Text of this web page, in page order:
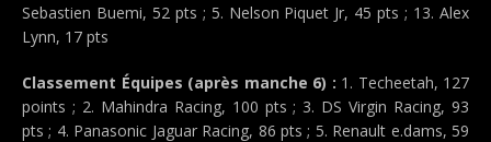
Sebastien Buemi, 52 pts ; 5. Nelson Piquet Jr, 45 pts ; 13. Alex
Lynn, 17 pts
Classement Équipes (après manche 6) : 1. Techeetah, 127
points ; 2. Mahindra Racing, 100 pts ; 3. DS Virgin Racing, 93
pts ; 4. Panasonic Jaguar Racing, 86 pts ; 5. Renault e.dams, 59